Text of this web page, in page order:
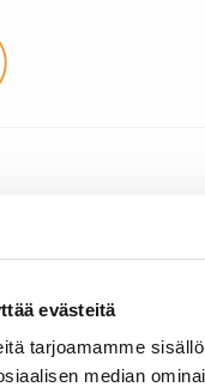
evästeitä
tarjoamamme
median